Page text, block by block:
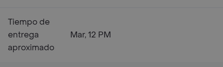
Tiempo de
entrega
aproximado
Mar, 12 PM